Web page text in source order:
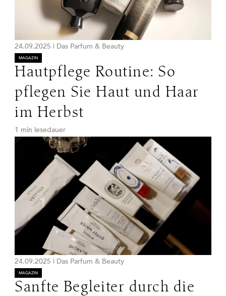
24.09.2025 | Das Parfum & Beauty
MAGAZIN
Hautpflege Routine: So
pflegen Sie Haut und Haar
im Herbst
1 min lesedauer
24.09.2025 | Das Parfum & Beauty
MAGAZIN
Sanfte Begleiter durch die